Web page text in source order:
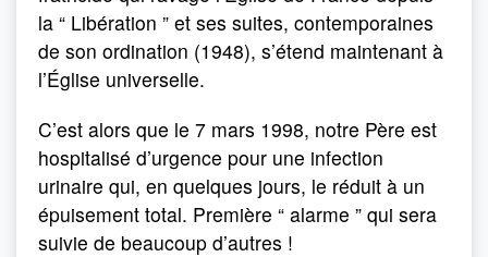
la “ Libération ” et ses suites, contemporaines
de son ordination (1948), s’étend maintenant à
l’Église universelle.
C’est alors que le 7 mars 1998, notre Père est
hospitalisé d’urgence pour une infection
urinaire qui, en quelques jours, le réduit à un
épuisement total. Première “ alarme ” qui sera
suivie de beaucoup d’autres !